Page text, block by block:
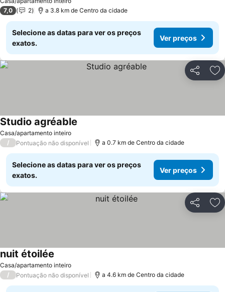
7,0 2 a 3.8 km de Centro da cidade
Selecione as datas para ver os preços
exatos.
Ver preços
Partilhar
Casa/apartamento inteiro
Studio agréable
/ Pontuação não disponível a 0.7 km de Centro da cidade
Selecione as datas para ver os preços
exatos.
Ver preços
Partilhar
Casa/apartamento inteiro
nuit étoilée
/ Pontuação não disponível a 4.6 km de Centro da cidade